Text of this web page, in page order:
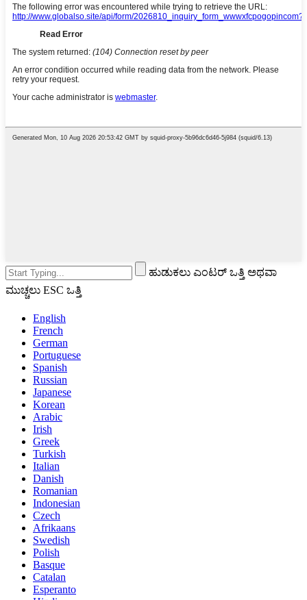
ಹುಡುಕಲು ಎಂಟರ್ ಒತ್ತಿ ಅಥವಾ
ಮುಚ್ಚಲು ESC ಒತ್ತಿ
English
French
German
Portuguese
Spanish
Russian
Japanese
Korean
Arabic
Irish
Greek
Turkish
Italian
Danish
Romanian
Indonesian
Czech
Afrikaans
Swedish
Polish
Basque
Catalan
Esperanto